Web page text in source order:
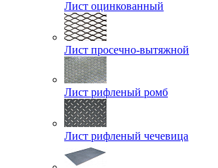
Лист оцинкованный
Лист просечно-вытяжной
Лист рифленый ромб
Лист рифленый чечевица